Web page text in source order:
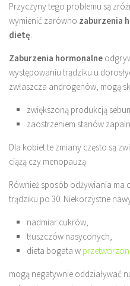
Przyczyny tego problemu są
wymienić zarówno zaburzenia
dietę.
Zaburzenia hormonalne
występowaniu trądziku u
zwłaszcza androgenów, mogą
zwiększoną produkcją
zaostrzeniem stanów
Dla kobiet te zmiany często są
ciążą czy menopauzą.
Również sposób odżywiania ma
trądziku po 30. Niekorzystne
nadmiar cukrów,
tłuszczów nasyconych,
dieta bogata w
mogą negatywnie oddziaływać